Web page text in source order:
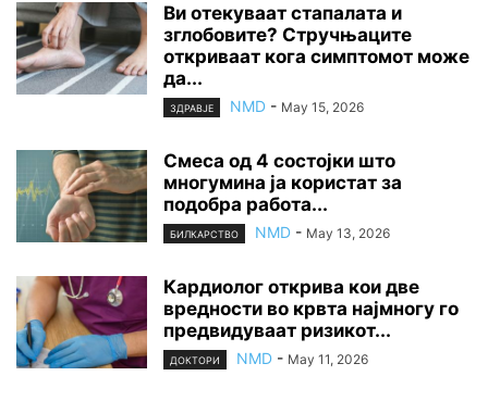
Ви отекуваат стапалата и
зглобовите? Стручњаците
откриваат кога симптомот може
да...
ЗДРАВЈЕ NMD - May 15, 2026
Смеса од 4 состојки што
многумина ја користат за
подобра работа...
БИЛКАРСТВО NMD - May 13, 2026
Кардиолог открива кои две
вредности во крвта најмногу го
предвидуваат ризикот...
ДОКТОРИ NMD - May 11, 2026